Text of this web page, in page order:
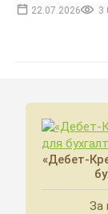
22.07.2026 3
«Дебет-
За